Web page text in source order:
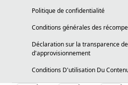
Politique de confidentialité
Conditions générales des
Déclaration sur la transparence
d'approvisionnement
Conditions D'utilisation Du